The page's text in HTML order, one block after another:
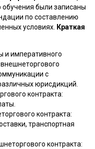
обучения были записаны
по составлению
условиях. Краткая
и императивного
с
юрисдикций.
контракта:
контракта:
транспортная
контракта: